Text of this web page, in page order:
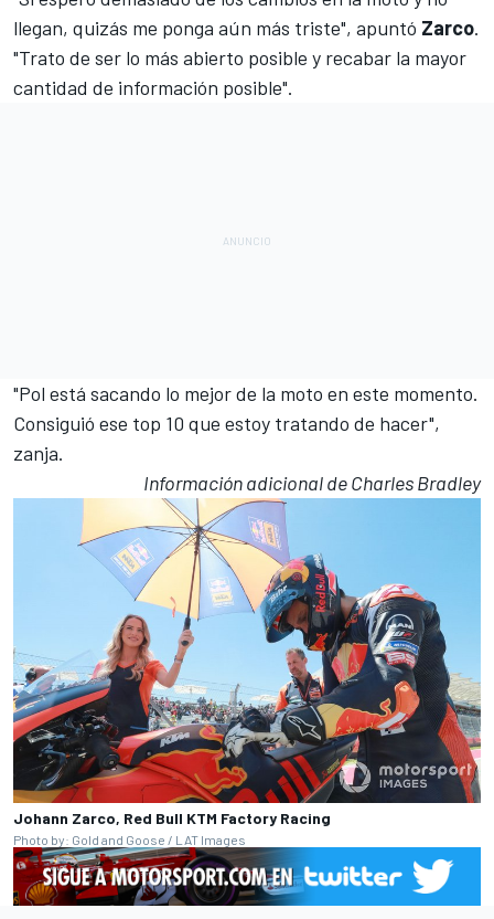
llegan, quizás me ponga aún más triste", apuntó Zarco.
"Trato de ser lo más abierto posible y recabar la mayor
cantidad de información posible".
"Pol está sacando lo mejor de la moto en este momento.
Consiguió ese top 10 que estoy tratando de hacer",
zanja.
Información adicional de Charles Bradley
Johann Zarco, Red Bull KTM Factory Racing
Photo by: Gold and Goose / LAT Images